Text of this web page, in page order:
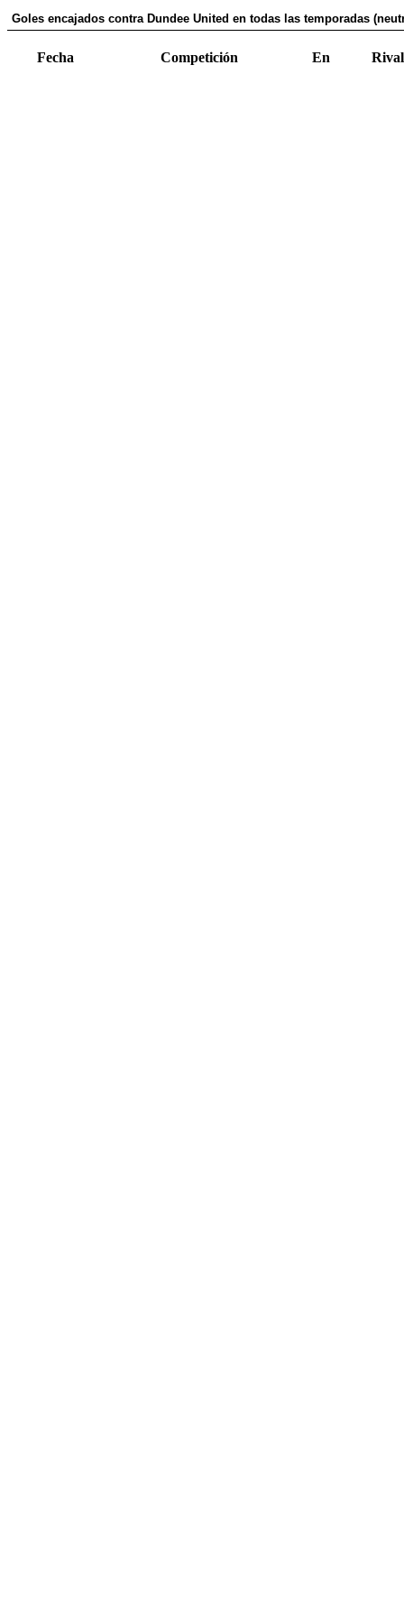
Goles encajados contra Dundee United en todas las temporadas
Fecha Competición En Rival